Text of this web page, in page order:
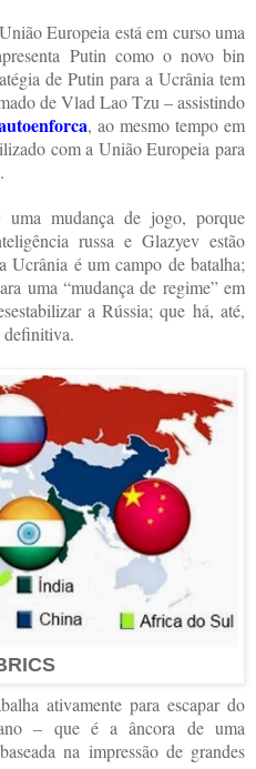
Europeia está em curso uma
Putin como o novo bin
de Putin para a Ucrânia tem
de Vlad Lao Tzu – assistindo
, ao mesmo tempo em
com a União Europeia para
mudança de jogo, porque
russa e Glazyev estão
Ucrânia é um campo de batalha;
uma “mudança de regime” em
a Rússia; que há, até,
definitiva.
ativamente para escapar do
– que é a âncora de uma
na impressão de grandes